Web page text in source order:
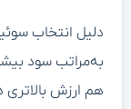
دلیل انتخاب
به‌مراتب سود
هم ارزش بالاتری